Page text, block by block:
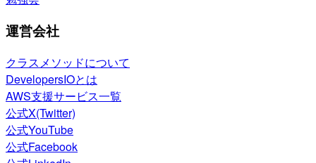
運営会社
クラスメソッドについて
DevelopersIOとは
AWS支援サービス一覧
公式X(Twitter)
公式YouTube
公式Facebook